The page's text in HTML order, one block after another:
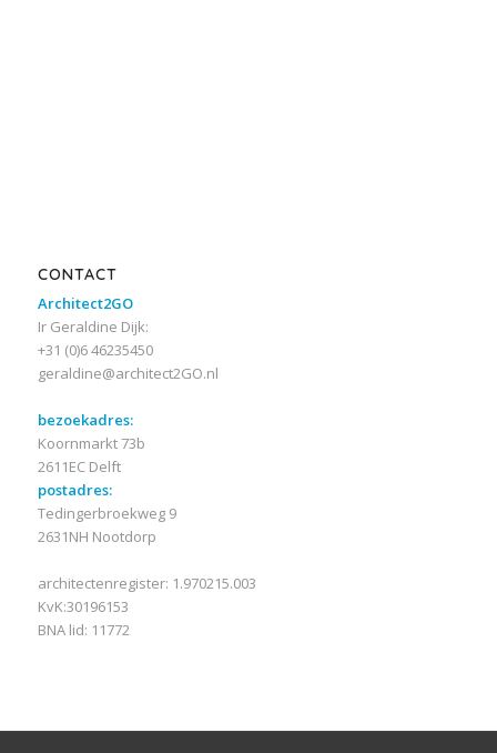
CONTACT
Architect2GO
Ir Geraldine Dijk:
+31 (0)6 46235450
geraldine@architect2GO.nl
bezoekadres:
Koornmarkt 73b
2611EC Delft
postadres:
Tedingerbroekweg 9
2631NH Nootdorp
architectenregister: 1.970215.003
KvK:30196153
BNA lid: 11772